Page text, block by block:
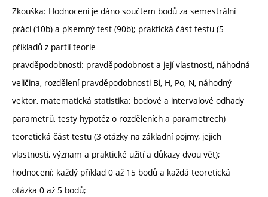
Zkouška: Hodnocení je dáno součtem bodů za semestrální
práci (10b) a písemný test (90b); praktická část testu (5
příkladů z partií teorie
pravděpodobnosti: pravděpodobnost a její vlastnosti, náhodná
veličina, rozdělení pravděpodobnosti Bi, H, Po, N, náhodný
vektor, matematická statistika: bodové a intervalové odhady
parametrů, testy hypotéz o rozděleních a parametrech)
teoretická část testu (3 otázky na základní pojmy, jejich
vlastnosti, význam a praktické užití a důkazy dvou vět);
hodnocení: každý příklad 0 až 15 bodů a každá teoretická
otázka 0 až 5 bodů;